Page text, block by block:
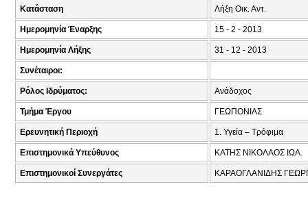
Κατάσταση Λήξη Οικ. Αντ.
Ημερομηνία Έναρξης 15 - 2 - 2013
Ημερομηνία Λήξης 31 - 12 - 2013
Συνέταιροι:
Ρόλος Ιδρύματος: Ανάδοχος
Τμήμα Έργου ΓΕΩΠΟΝΙΑΣ
Ερευνητική Περιοχή 1. Υγεία – Τρόφιμα
Επιστημονικά Υπεύθυνος ΚΑΤΗΣ ΝΙΚΟΛΑΟΣ ΙΩΑ.
Επιστημονικοί Συνεργάτες ΚΑΡΑΟΓΛΑΝΙΔΗΣ